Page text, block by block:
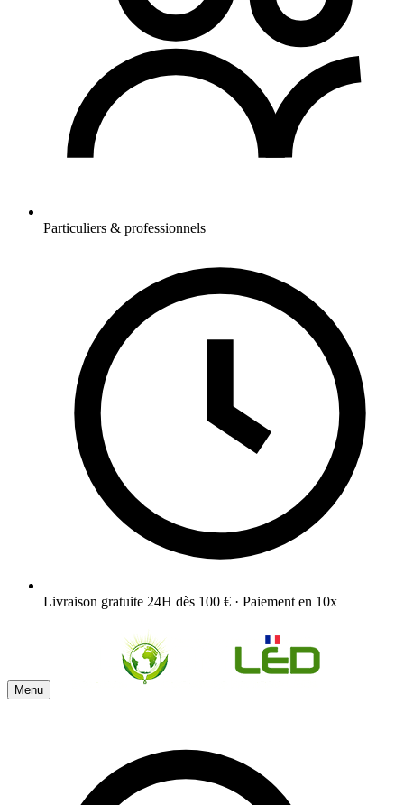
Particuliers & professionnels
Livraison gratuite 24H dès 100 € · Paiement en 10x
Menu